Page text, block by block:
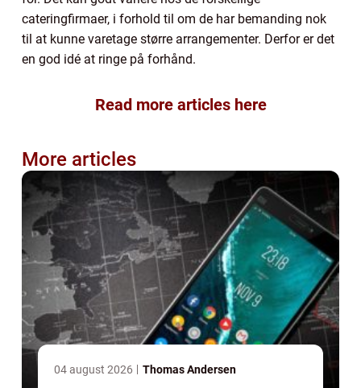
cateringfirmaer, i forhold til om de har bemanding nok
til at kunne varetage større arrangementer. Derfor er det
en god idé at ringe på forhånd.
Read more articles here
More articles
04 august 2026 Thomas Andersen